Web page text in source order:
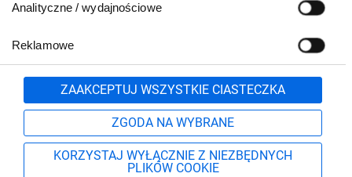
Analityczne / wydajnościowe
Reklamowe
ZAAKCEPTUJ WSZYSTKIE CIASTECZKA
ZGODA NA WYBRANE
KORZYSTAJ WYŁĄCZNIE Z NIEZBĘDNYCH
PLIKÓW COOKIE
801 500 700 lub
71 37 61 600
Formularz kontaktowy